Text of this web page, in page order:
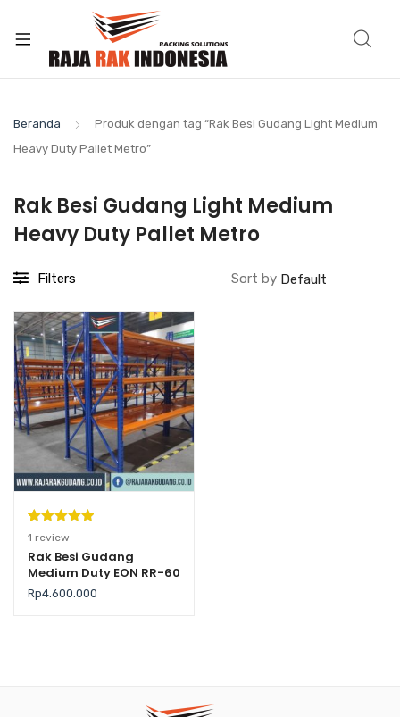
Beranda
Produk dengan tag “Rak Besi Gudang Light Medium
Heavy Duty Pallet Metro”
Rak Besi Gudang Light Medium
Heavy Duty Pallet Metro
Filters Sort by
Peringkat
5.00dari 5
berdasarka
n
1
penilaian
1 review
Rak Besi Gudang
Medium Duty EON RR-60
Rp4.600.000